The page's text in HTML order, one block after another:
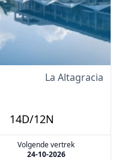
La Altagracia
14D/12N
Volgende vertrek
24-10-2026